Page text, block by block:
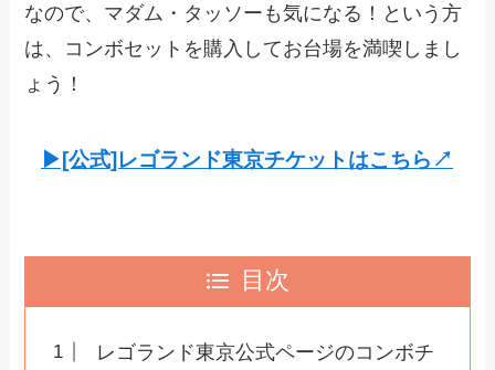
なので、マダム・タッソーも気になる！という方
は、コンボセットを購入してお台場を満喫しまし
ょう！
▶︎[公式]レゴランド東京チケットはこちら↗︎
目次
レゴランド東京公式ページのコンボチ